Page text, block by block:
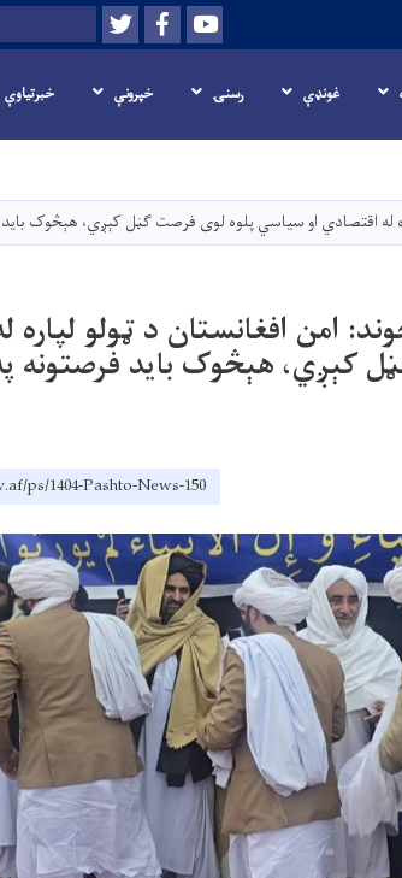
دانګل
Youtube
Facebook
Twitter
لټون
غونډې رسنۍ خپرونې خبرتیاوې
له اقتصادي او سیاسي پلوه لوی فرصت ګڼل کېږي، هېڅوک
امن افغانستان د ټولو لپاره
کېږي، هېڅوک باید فرصتونه
ps/1404-Pashto-News-150